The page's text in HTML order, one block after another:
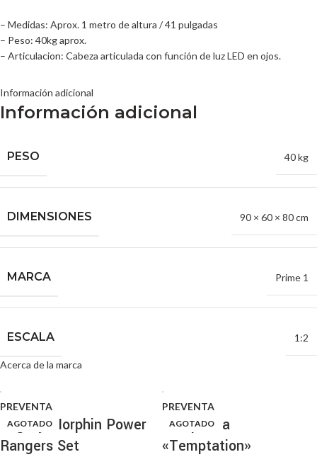
– Medidas: Aprox. 1 metro de altura / 41 pulgadas
– Peso: 40kg aprox.
– Articulacion: Cabeza articulada con función de luz LED en ojos.
Información adicional
Información adicional
PESO 40 kg
DIMENSIONES 90 × 60 × 80 cm
MARCA Prime 1
ESCALA 1:2
Acerca de la marca
PREVENTA
Mighty Morphin Power
Rangers Set
PREVENTA
Vampirella
«Temptation»
AGOTADO AGOTADO
AGOTADO AGOTADO
AGOTADO AGOTADO
AGOTADO AGOTADO
AGOTADO AGOTADO